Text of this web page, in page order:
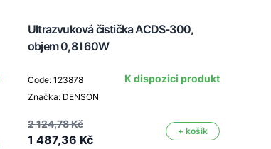
Ultrazvuková čistička ACDS-300,
objem 0,8 l 60W
Code: 123878
Značka: DENSON
K dispozici produkt
2 124,78 Kč
1 487,36 Kč
+ košík